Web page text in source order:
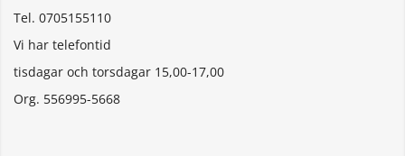
Tel. 0705155110
Vi har telefontid
tisdagar och torsdagar 15,00-17,00
Org. 556995-5668